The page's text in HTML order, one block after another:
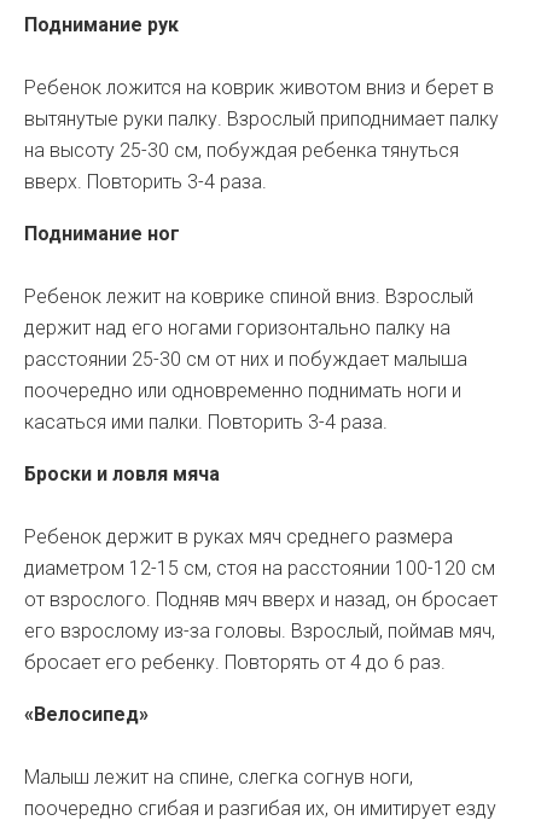
Поднимание рук
Ребенок ложится на коврик животом вниз и берет в
вытянутые руки палку. Взрослый приподнимает палку
на высоту 25-30 см, побуждая ребенка тянуться
вверх. Повторить 3-4 раза.
Поднимание ног
Ребенок лежит на коврике спиной вниз. Взрослый
держит над его ногами горизонтально палку на
расстоянии 25-30 см от них и побуждает малыша
поочередно или одновременно поднимать ноги и
касаться ими палки. Повторить 3-4 раза.
Броски и ловля мяча
Ребенок держит в руках мяч среднего размера
диаметром 12-15 см, стоя на расстоянии 100-120 см
от взрослого. Подняв мяч вверх и назад, он бросает
его взрослому из-за головы. Взрослый, поймав мяч,
бросает его ребенку. Повторять от 4 до 6 раз.
«Велосипед»
Малыш лежит на спине, слегка согнув ноги,
поочередно сгибая и разгибая их, он имитирует езду